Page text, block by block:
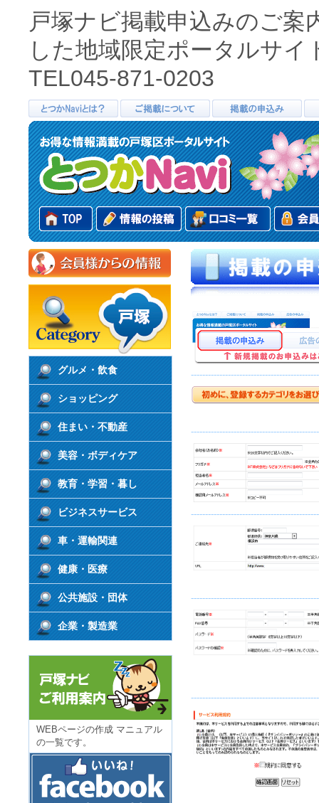
戸塚ナビ掲載申込みのご案
した地域限定ポータルサ
TEL045-871-0203
グルメ・飲食
ショッピング
住まい・不動産
美容・ボディケア
教育・学習・暮し
ビジネスサービス
車・運輸関連
健康・医療
公共施設・団体
企業・製造業
WEBページの作成 マニュアル
の一覧です。